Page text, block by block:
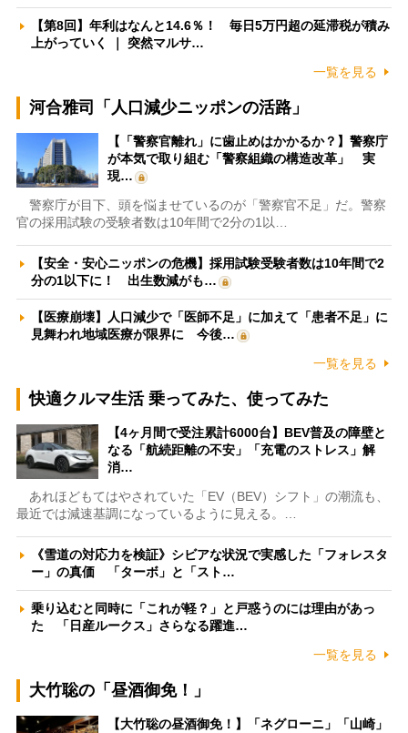
【第8回】年利はなんと14.6％！ 毎日5万円超の延滞税が積み
上がっていく ｜ 突然マルサ…
一覧を見る
河合雅司「人口減少ニッポンの活路」
【「警察官離れ」に歯止めはかかるか？】警察庁
が本気で取り組む「警察組織の構造改革」 実
現…
警察庁が目下、頭を悩ませているのが「警察官不足」だ。警察
官の採用試験の受験者数は10年間で2分の1以…
【安全・安心ニッポンの危機】採用試験受験者数は10年間で2
分の1以下に！ 出生数減がも…
【医療崩壊】人口減少で「医師不足」に加えて「患者不足」に
見舞われ地域医療が限界に 今後…
一覧を見る
快適クルマ生活 乗ってみた、使ってみた
【4ヶ月間で受注累計6000台】BEV普及の障壁と
なる「航続距離の不安」「充電のストレス」解
消…
あれほどもてはやされていた「EV（BEV）シフト」の潮流も、
最近では減速基調になっているように見える。…
《雪道の対応力を検証》シビアな状況で実感した「フォレスタ
ー」の真価 「ターボ」と「スト…
乗り込むと同時に「これが軽？」と戸惑うのには理由があっ
た 「日産ルークス」さらなる躍進…
一覧を見る
大竹聡の「昼酒御免！」
【大竹聡の昼酒御免！】「ネグローニ」「山崎」